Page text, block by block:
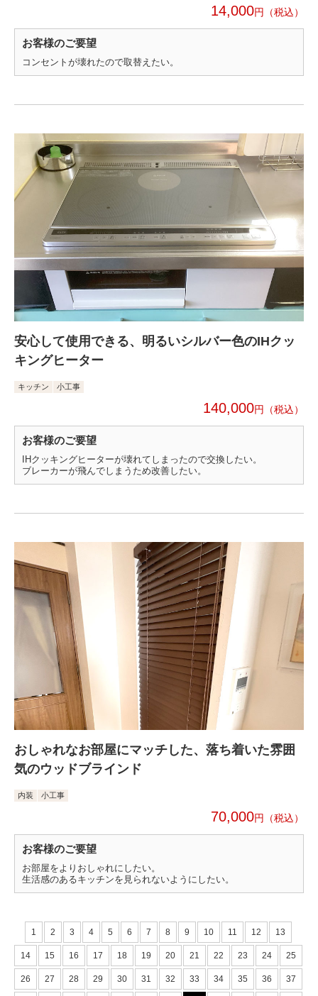
14,000円
お客様のご要望
コンセントが壊れたので取替えたい。
安心して使用できる、明るいシルバー色のIHクッ
キングヒーター
キッチン 小工事
140,000円
お客様のご要望
IHクッキングヒーターが壊れてしまったので交換したい。
ブレーカーが飛んでしまうため改善したい。
おしゃれなお部屋にマッチした、落ち着いた雰囲
気のウッドブラインド
内装 小工事
70,000円
お客様のご要望
お部屋をよりおしゃれにしたい。
生活感のあるキッチンを見られないようにしたい。
1 2 3 4 5 6 7 8 9 10 11 12 13
14 15 16 17 18 19 20 21 22 23 24 25
26 27 28 29 30 31 32 33 34 35 36 37